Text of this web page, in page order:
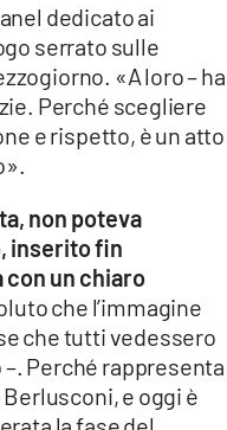
dedicato ai
serrato sulle
«A loro – ha
Perché scegliere
e rispetto, è un atto
non poteva
inserito fin
con un chiaro
che l’immagine
che tutti vedessero
Perché rappresenta
e oggi è